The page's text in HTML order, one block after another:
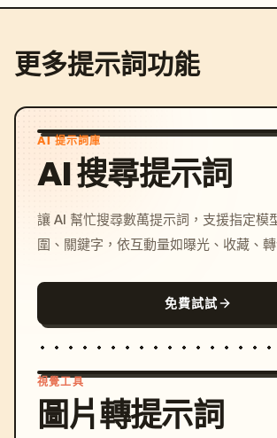
更多提示詞功能
AI 提示詞庫
AI 搜尋提示詞
讓 AI 幫忙搜尋數萬提示詞，支援指定模
圍、關鍵字，依互動量如曝光、收藏、轉
免費試試
視覺工具
圖片轉提示詞